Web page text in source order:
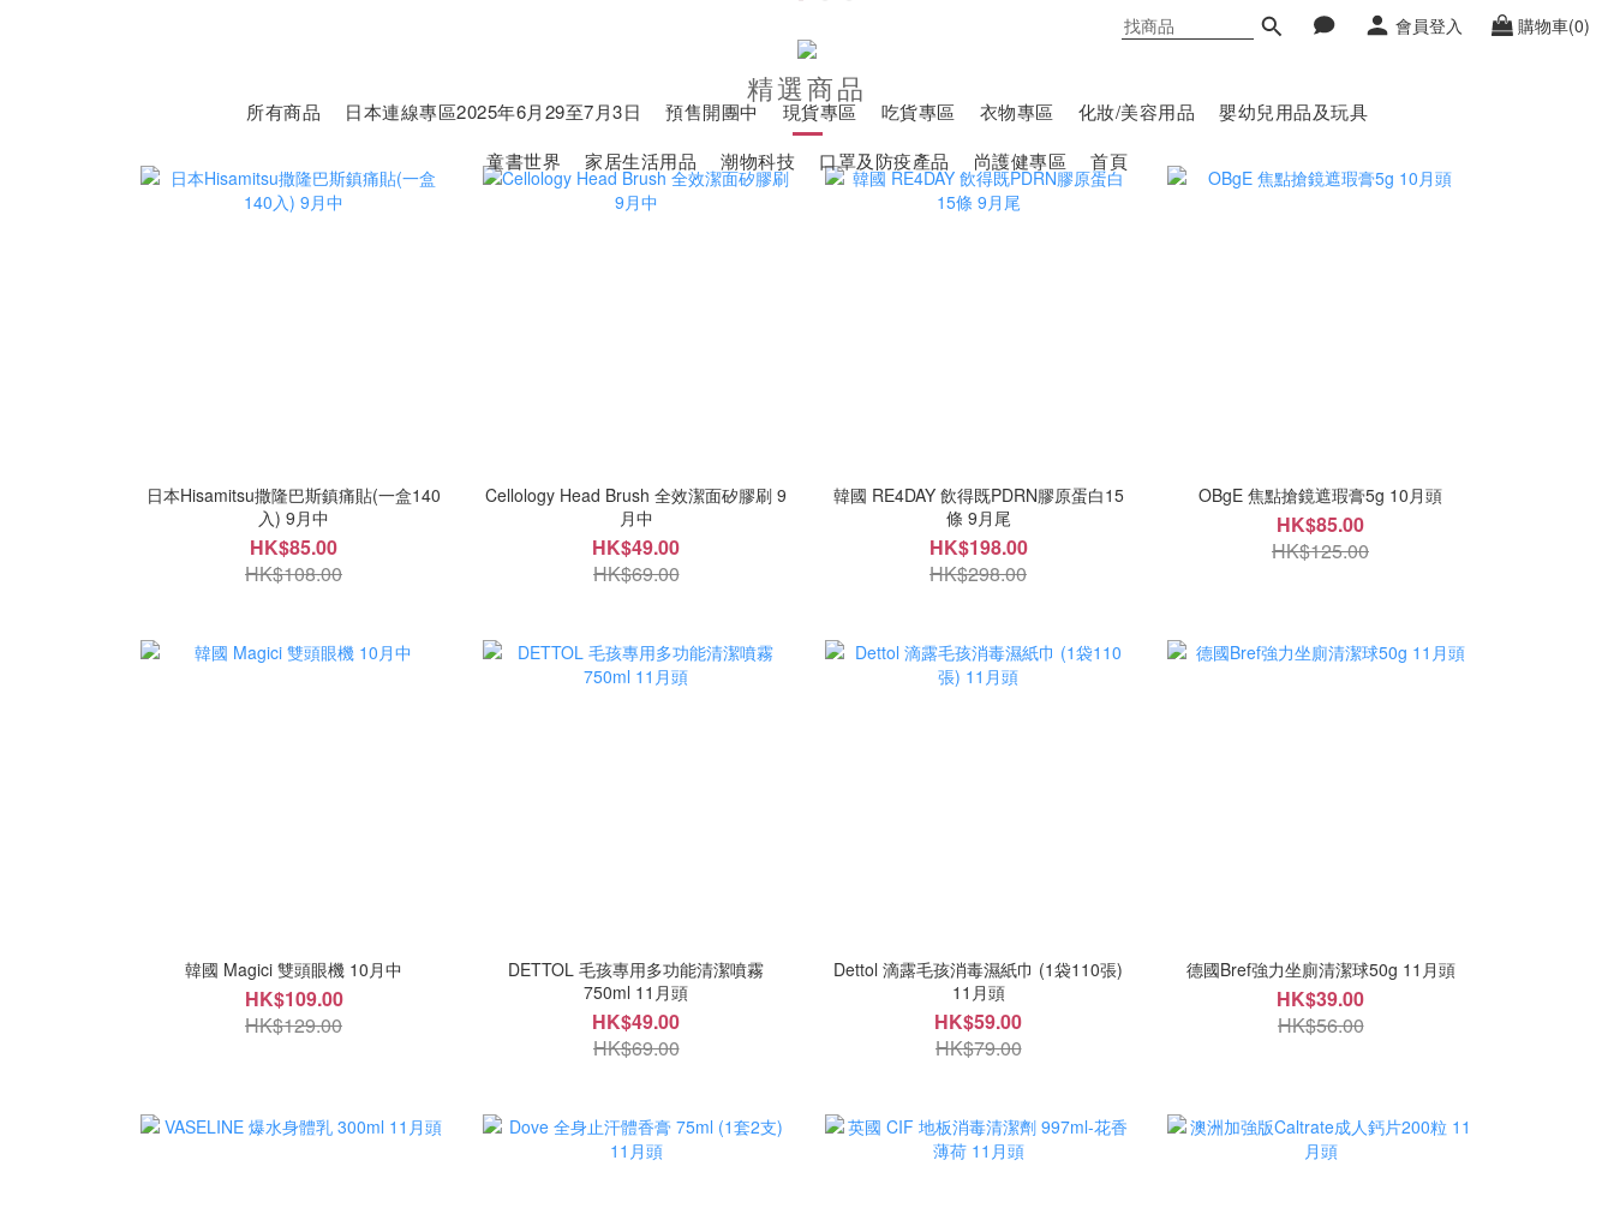
會員登入 購物車(0)
所有商品 日本連線專區2025年6月29至7月3日 預售開團中 現貨專區 吃貨專區 衣物專區 化妝/美容用品
嬰幼兒用品及玩具
童書世界
家居生活用品 潮物科技 口罩及防疫產品 尚護健專區 首頁
精選商品
日本Hisamitsu撒隆巴斯鎮痛貼(一盒140
入) 9月中
HK$85.00
HK$108.00
Cellology Head Brush 全效潔面矽膠刷 9
月中
HK$49.00
HK$69.00
韓國 RE4DAY 飲得既PDRN膠原蛋白15
條 9月尾
HK$198.00
HK$298.00
OBgE 焦點搶鏡遮瑕膏5g 10月頭
HK$85.00
HK$125.00
韓國 Magici 雙頭眼機 10月中
HK$109.00
HK$129.00
DETTOL 毛孩專用多功能清潔噴霧
750ml 11月頭
HK$49.00
HK$69.00
Dettol 滴露毛孩消毒濕紙巾 (1袋110張)
11月頭
HK$59.00
HK$79.00
德國Bref強力坐廁清潔球50g 11月頭
HK$39.00
HK$56.00